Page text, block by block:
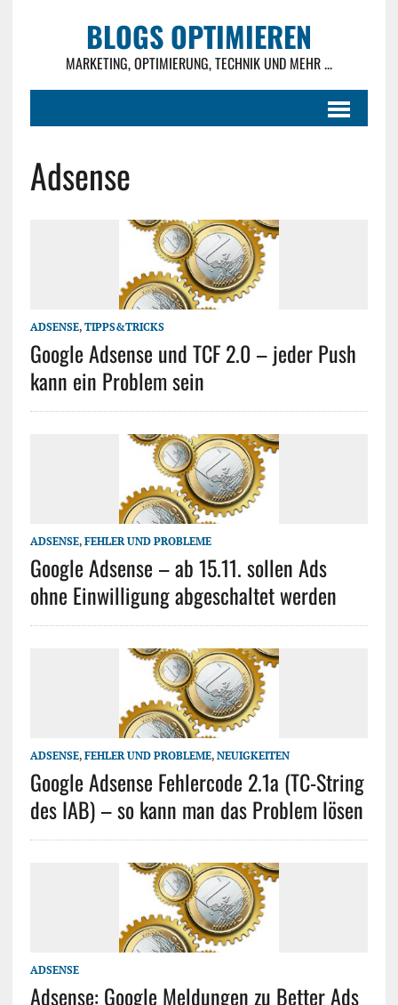
BLOGS OPTIMIEREN
MARKETING, OPTIMIERUNG, TECHNIK UND MEHR ...
Adsense
ADSENSE, TIPPS&TRICKS
Google Adsense und TCF 2.0 – jeder Push
kann ein Problem sein
ADSENSE, FEHLER UND PROBLEME
Google Adsense – ab 15.11. sollen Ads
ohne Einwilligung abgeschaltet werden
ADSENSE, FEHLER UND PROBLEME, NEUIGKEITEN
Google Adsense Fehlercode 2.1a (TC-String
des IAB) – so kann man das Problem lösen
ADSENSE
Adsense: Google Meldungen zu Better Ads